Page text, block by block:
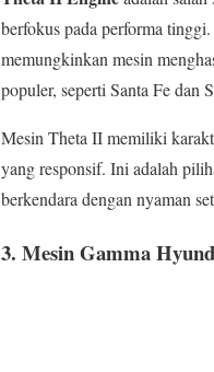
berfokus pada performa
memungkinkan mesin
populer, seperti Santa Fe dan
Mesin Theta II memiliki
yang responsif. Ini adalah
berkendara dengan nyaman
3. Mesin Gamma